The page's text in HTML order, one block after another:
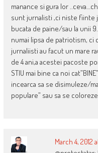
manance si gura lor
sunt jurnalisti ,ci niste fiinte
bucata de paine/sau la unii
numai lipsa de patriotism, ci
jurnaliisti au facut un mare
de 4 ani,a acestei pacoste
STIU mai bine ca noi
incearca sa se disimuleze/
populare” sau sa se
March 4, 2012